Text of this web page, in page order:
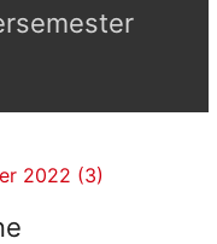
2022 (3)